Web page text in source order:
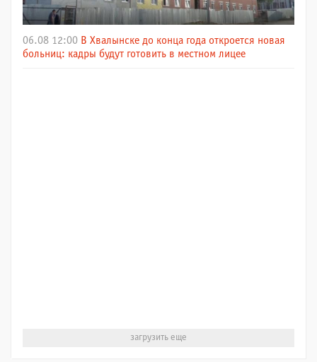
06.08 12:00 В Хвалынске до конца года откроется новая
больниц: кадры будут готовить в местном лицее
загрузить еще